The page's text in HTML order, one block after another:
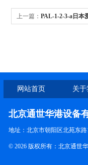
上一篇： PAL-1-2-3-a日本
网站首页 关
北京通世华港设备
地址：北京市朝阳区北苑东路
© 2026 版权所有：北京通世